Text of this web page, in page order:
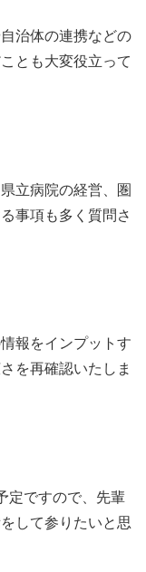
治体の連携などの
とも大変役立って
立病院の経営、圏
事項も多く質問さ
報をインプットす
を再確認いたしま
定ですので、先輩
して参りたいと思